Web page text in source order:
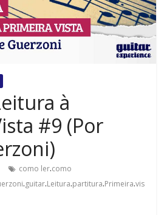
à
#9 (Por
como ler.como
.guitar.Leitura.partitura.Primeira.vis